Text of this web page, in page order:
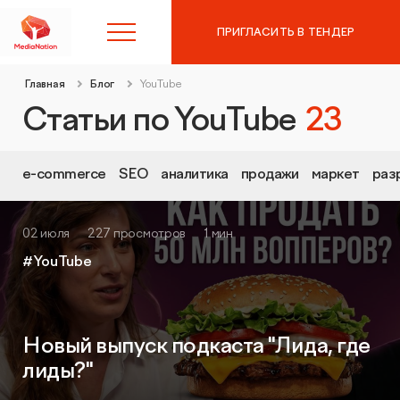
Контекстная реклама в
Аудит контекстной рекламы
SEO-продвижение
SEO-аудит сайта
Вывод сайта из-под фильтров и санкций
GEO-продвижение
Таргетированная реклама
Digital Marketing
Комплексный digital-маркетинг
Веб-аналитика
8 (495) 215-10-97
ПРИГЛАСИТЬ В ТЕНДЕР
Главная Блог YouTube
Статьи по YouTube 23
e-commerce SEO аналитика продажи маркет
02 июля 227 просмотров 1 мин
#YouTube
Новый выпуск подкаста "Лида, где
лиды?"